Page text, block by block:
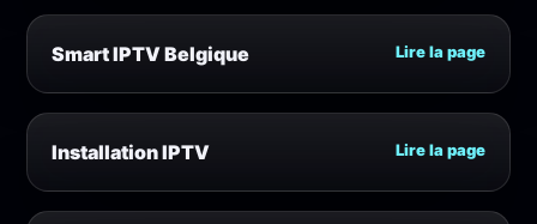
Smart IPTV Belgique Lire la page
Installation IPTV Lire la page